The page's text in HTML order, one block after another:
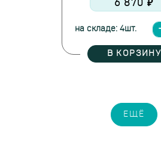
6 870 ₽
на складе: 4шт.
В КОРЗИНУ
ЕЩЁ